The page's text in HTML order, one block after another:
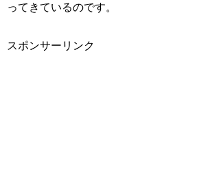
ってきているのです。
スポンサーリンク